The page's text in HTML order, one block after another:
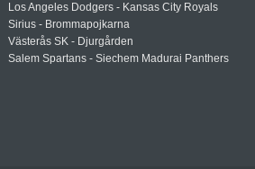
Los Angeles Dodgers - Kansas City Royals
Sirius - Brommapojkarna
Västerås SK - Djurgården
Salem Spartans - Siechem Madurai Panthers